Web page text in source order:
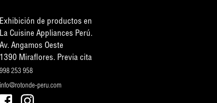
Exhibición de productos en
La Cuisine Appliances Perú.
Av. Angamos Oeste
1390 Miraflores. Previa cita
998 253 958
info@rotonde-peru.com